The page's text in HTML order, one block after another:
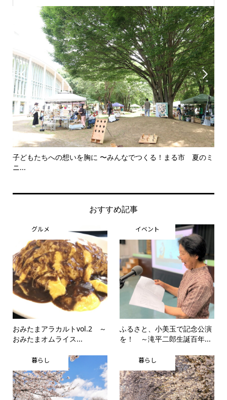

子どもたちへの想いを胸に 〜みんなでつくる！まる市 夏のミ
ニ...

おすすめ記事
グルメ
おみたまアラカルトvol.2 ～
おみたまオムライス...
イベント
ふるさと、小美玉で記念公演
を！ ～滝平二郎生誕百年...
暮らし 暮らし